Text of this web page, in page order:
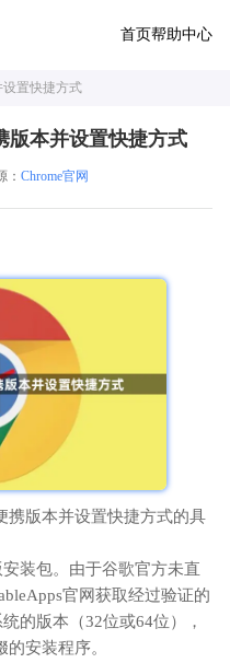
首页帮助中心
设置快捷方式
版本并设置快捷方式
： Chrome官网
携版本并设置快捷方式的具
装包。由于谷歌官方未直
官网获取经过验证的
的版本（32位或64位），
安装程序。